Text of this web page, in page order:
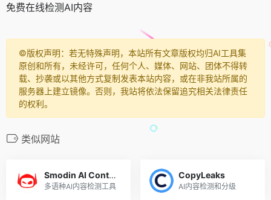
免费在线检测AI内容
©️版权声明：若无特殊声明，本站所有文章版权均归AI工具集
原创和所有，未经许可，任何个人、媒体、网站、团体不得转
载、抄袭或以其他方式复制发表本站内容，或在非我站所属的
服务器上建立镜像。否则，我站将依法保留追究相关法律责任
的权利。
类似网站
Smodin AI Content Detector
多语种AI内容检测工具
CopyLeaks
AI内容检测和分级